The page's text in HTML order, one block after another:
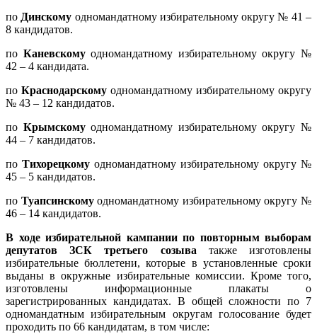
по Динскому одномандатному избирательному округу № 41 –
8 кандидатов.
по Каневскомуодномандатному избирательному округу №
42 – 4 кандидата.
по Краснодарскому одномандатному избирательному округу
№ 43 – 12 кандидатов.
по Крымскомуодномандатному избирательному округу №
44 – 7 кандидатов.
по Тихорецкому одномандатному избирательному округу №
45 – 5 кандидатов.
по Туапсинскомуодномандатному избирательному округу №
46 – 14 кандидатов.
В ходе избирательной кампании по повторным выборам
депутатов ЗСК
третьего созыва также изготовлены
избирательные бюллетени, которые в установленные сроки
выданы в окружные избирательные комиссии. Кроме того,
изготовлены информационные плакаты о
зарегистрированных кандидатах. В общей сложности по 7
одномандатным избирательным округам голосование будет
проходить по 66 кандидатам, в том числе: